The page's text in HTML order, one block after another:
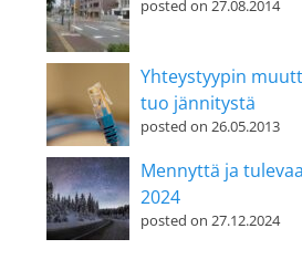
posted on 27.08.2014
Yhteystyypin
tuo jännitystä
posted on 26.05.2013
Mennyttä ja
2024
posted on 27.12.2024